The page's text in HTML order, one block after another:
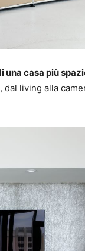
casa più
living alla